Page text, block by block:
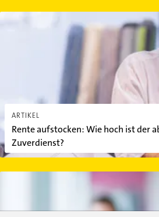
ARTIKEL
Rente aufstocken: Wie hoch ist der
Zuverdienst?
Rente aufstocken: Wie hoch ist der